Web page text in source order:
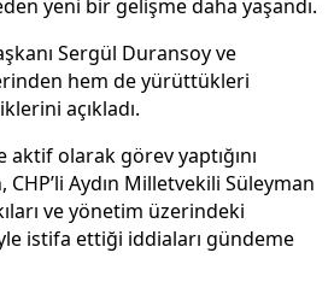
yeni bir gelişme daha yaşandı.
Sergül Duransoy ve
hem de yürüttükleri
açıkladı.
olarak görev yaptığını
Aydın Milletvekili Süleyman
ve yönetim üzerindeki
istifa ettiği iddiaları gündeme